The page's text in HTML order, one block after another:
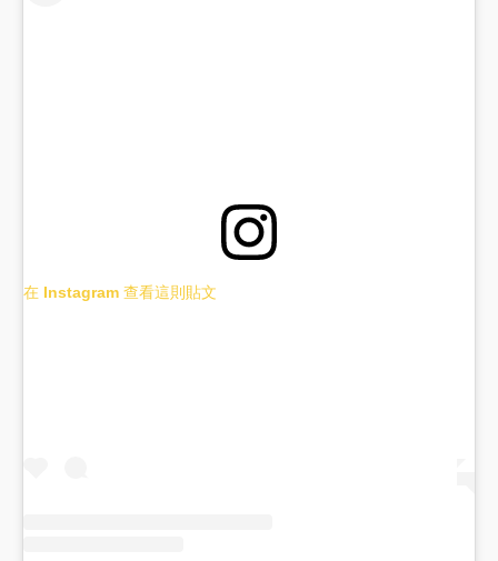
在 Instagram 查看這則貼文